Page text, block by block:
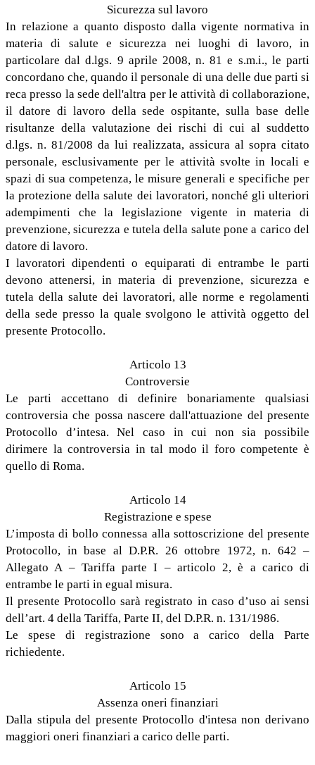
Sicurezza sul lavoro
In relazione a quanto disposto dalla vigente normativa in
materia di salute e sicurezza nei luoghi di lavoro, in
particolare dal d.lgs. 9 aprile 2008, n. 81 e s.m.i., le parti
concordano che, quando il personale di una delle due parti si
reca presso la sede dell'altra per le attività di collaborazione,
il datore di lavoro della sede ospitante, sulla base delle
risultanze della valutazione dei rischi di cui al suddetto
d.lgs. n. 81/2008 da lui realizzata, assicura al sopra citato
personale, esclusivamente per le attività svolte in locali e
spazi di sua competenza, le misure generali e specifiche per
la protezione della salute dei lavoratori, nonché gli ulteriori
adempimenti che la legislazione vigente in materia di
prevenzione, sicurezza e tutela della salute pone a carico del
datore di lavoro.
I lavoratori dipendenti o equiparati di entrambe le parti
devono attenersi, in materia di prevenzione, sicurezza e
tutela della salute dei lavoratori, alle norme e regolamenti
della sede presso la quale svolgono le attività oggetto del
presente Protocollo.
Articolo 13
Controversie
Le parti accettano di definire bonariamente qualsiasi
controversia che possa nascere dall'attuazione del presente
Protocollo d’intesa. Nel caso in cui non sia possibile
dirimere la controversia in tal modo il foro competente è
quello di Roma.
Articolo 14
Registrazione e spese
L’imposta di bollo connessa alla sottoscrizione del presente
Protocollo, in base al D.P.R. 26 ottobre 1972, n. 642 –
Allegato A – Tariffa parte I – articolo 2, è a carico di
entrambe le parti in egual misura.
Il presente Protocollo sarà registrato in caso d’uso ai sensi
dell’art. 4 della Tariffa, Parte II, del D.P.R. n. 131/1986.
Le spese di registrazione sono a carico della Parte
richiedente.
Articolo 15
Assenza oneri finanziari
Dalla stipula del presente Protocollo d'intesa non derivano
maggiori oneri finanziari a carico delle parti.